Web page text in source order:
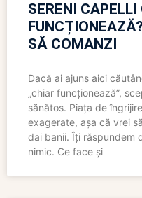
SERENI CAPELLI
SĂ COMANZI
Dacă ai ajuns aici
„chiar funcționează”,
sănătos. Piața de
exagerate, așa că vrei
dai banii. Îți răspundem
nimic. Ce face și